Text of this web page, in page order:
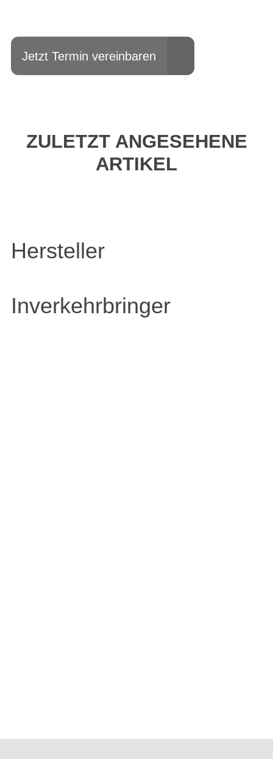
Jetzt Termin vereinbaren
ZULETZT ANGESEHENE
ARTIKEL
Hersteller
Inverkehrbringer